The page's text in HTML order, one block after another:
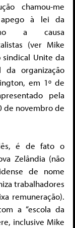
chamou-me
apego à lei da
a causa
(ver Mike
sindical Unite da
da organização
em 1º de
pela
de novembro de
é de fato o
Zelândia (não
de nome
trabalhadores
remuneração).
a “escola da
inclusive Mike